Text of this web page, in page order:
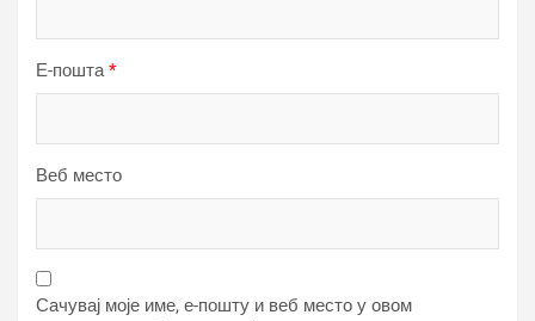
Е-пошта*
Веб место
Сачувај моје име, е-пошту и веб место у овом